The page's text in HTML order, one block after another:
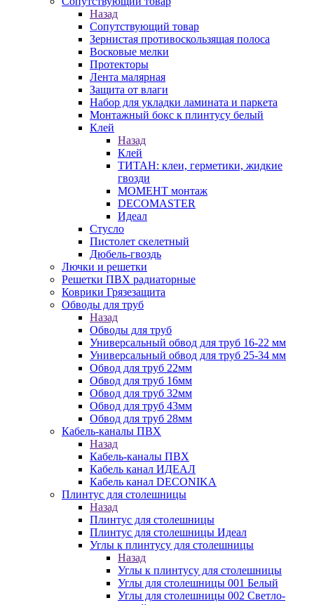
Назад
Сопутствующий товар
Зернистая противоскользящая полоса
Восковые мелки
Протекторы
Лента малярная
Защита от влаги
Набор для укладки ламината и паркета
Монтажный бокс к плинтусу белый
Клей
Назад
Клей
ТИТАН: клеи, герметики, жидкие
гвозди
МОМЕНТ монтаж
DECOMASTER
Идеал
Стусло
Пистолет скелетный
Дюбель-гвоздь
Лючки и решетки
Решетки ПВХ радиаторные
Коврики Грязезащита
Обводы для труб
Назад
Обводы для труб
Универсальный обвод для труб 16-22 мм
Универсальный обвод для труб 25-34 мм
Обвод для труб 22мм
Обвод для труб 16мм
Обвод для труб 32мм
Обвод для труб 43мм
Обвод для труб 28мм
Кабель-каналы ПВХ
Назад
Кабель-каналы ПВХ
Кабель канал ИДЕАЛ
Кабель канал DECONIKA
Плинтус для столешницы
Назад
Плинтус для столешницы
Плинтус для столешницы Идеал
Углы к плинтусу для столешницы
Назад
Углы к плинтусу для столешницы
Углы для столешницы 001 Белый
Углы для столешницы 002 Светло-